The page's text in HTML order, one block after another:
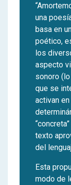
una
basa en
poético,
los
aspecto
sonoro
que se
activan
texto
del
Esta
modo de